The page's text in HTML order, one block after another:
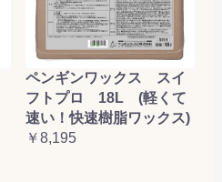
ペンギンワックス スイ
フトプロ 18L (軽くて
速い！快速樹脂ワックス)
￥8,195